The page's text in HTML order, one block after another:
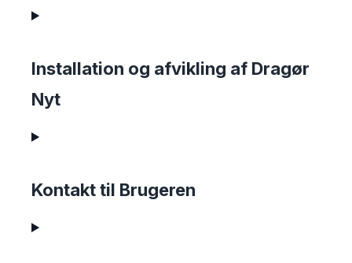
Installation og afvikling af Dragør
Nyt
Kontakt til Brugeren